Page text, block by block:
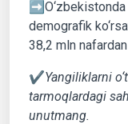
➡️O‘zbekistonda
demografik
38,2 mln nafardan
✔️Yangiliklarni
tarmoqlardagi
unutmang.